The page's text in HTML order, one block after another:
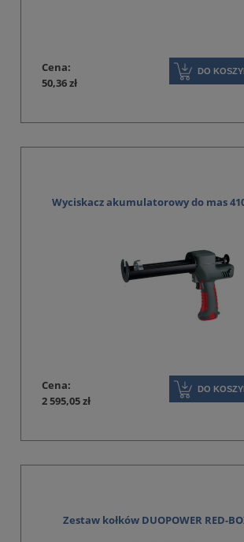
Cena:
50,36 zł
DO
Wyciskacz akumulatorowy do mas
Cena:
2 595,05 zł
DO
Zestaw kołków DUOPOWER RED-